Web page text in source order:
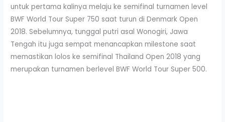
untuk pertama kalinya melaju ke semifinal turnamen level
BWF World Tour Super 750 saat turun di Denmark Open
2018. Sebelumnya, tunggal putri asal Wonogiri, Jawa
Tengah itu juga sempat menancapkan milestone saat
memastikan lolos ke semifinal Thailand Open 2018 yang
merupakan turnamen berlevel BWF World Tour Super 500.